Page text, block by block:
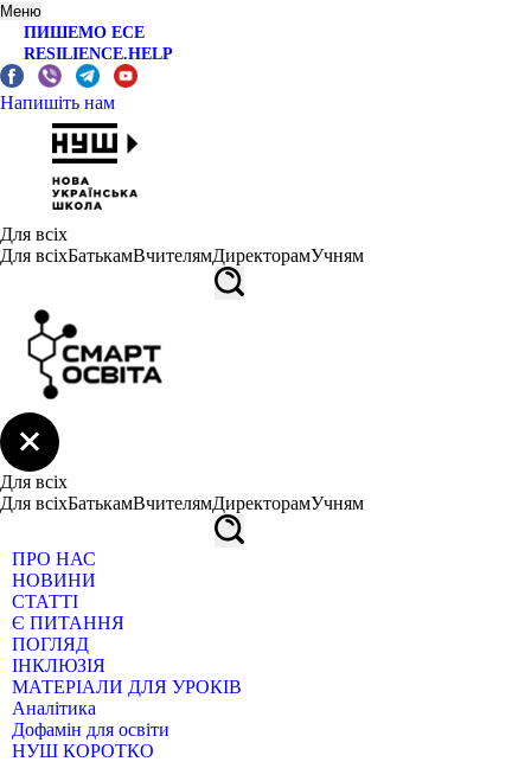
Меню
ПИШЕМО ЕСЕ
RESILIENCE.HELP
Напишіть нам
Для всіх
Для всіхБатькамВчителямДиректорамУчням
Для всіх
Для всіхБатькамВчителямДиректорамУчням
ПРО НАС
НОВИНИ
СТАТТІ
Є ПИТАННЯ
ПОГЛЯД
ІНКЛЮЗІЯ
МАТЕРІАЛИ ДЛЯ УРОКІВ
Аналітика
Дофамін для освіти
НУШ КОРОТКО